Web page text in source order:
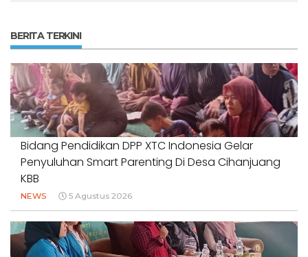
BERITA TERKINI
Bidang Pendidikan DPP XTC Indonesia Gelar
Penyuluhan Smart Parenting Di Desa Cihanjuang
KBB
NEWS 5 Agustus 2026